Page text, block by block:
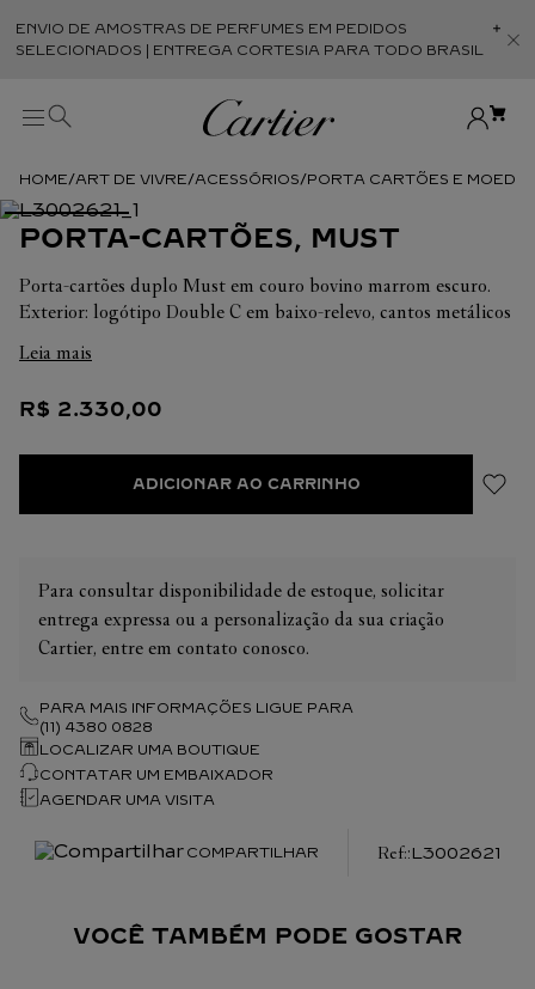
ENVIO DE AMOSTRAS DE PERFUMES EM PEDIDOS
SELECIONADOS | ENTREGA CORTESIA PARA TODO BRASIL
ART DE VIVRE ACESSÓRIOS PORTA CARTÕES E
PORTA-CARTÕES, MUST
Porta-cartões duplo Must em couro bovino marrom escuro.
Exterior: logótipo Double C em baixo-relevo, cantos metálicos
assinatura "Cartier" prateada, dois compartimentos planos
bolso central. Dimensões: Altura: 75 mm. Largura: 105 mm.
Leia mais
R$ 2.330,00
ADICIONAR AO CARRINHO
Para consultar disponibilidade de estoque, solicitar
entrega expressa ou a personalização da sua criação
Cartier, entre em contato conosco.
PARA MAIS INFORMAÇÕES LIGUE PARA
(11) 4380 0828
LOCALIZAR UMA BOUTIQUE
CONTATAR UM EMBAIXADOR
AGENDAR UMA VISITA
COMPARTILHAR :L3002621
VOCÊ TAMBÉM PODE GOSTAR